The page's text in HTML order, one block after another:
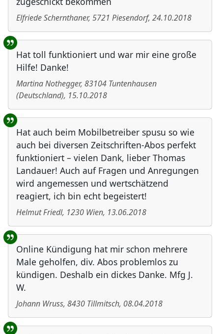
Elfriede Schernthaner, 5721 Piesendorf, 24.10.2018
Hat toll funktioniert und war mir eine große
Hilfe! Danke!
Martina Nothegger, 83104 Tuntenhausen
(Deutschland), 15.10.2018
Hat auch beim Mobilbetreiber spusu so wie
auch bei diversen Zeitschriften-Abos perfekt
funktioniert – vielen Dank, lieber Thomas
Landauer! Auch auf Fragen und Anregungen
wird angemessen und wertschätzend
reagiert, ich bin echt begeistert!
Helmut Friedl, 1230 Wien, 13.06.2018
Online Kündigung hat mir schon mehrere
Male geholfen, div. Abos problemlos zu
kündigen. Deshalb ein dickes Danke. Mfg J.
W.
Johann Wruss, 8430 Tillmitsch, 08.04.2018